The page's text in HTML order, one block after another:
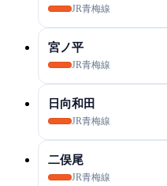
JR青梅線
宮ノ平
JR青梅線
日向和田
JR青梅線
二俣尾
JR青梅線